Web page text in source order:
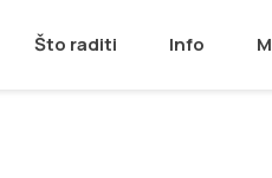
Što raditi Info